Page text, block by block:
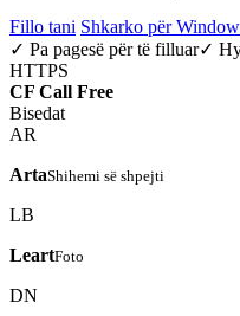
Fillo tani Shkarko për
✓ Pa pagesë për të filluar✓
HTTPS
CF Call Free
Bisedat
AR
ArtaShihemi së shpejti
LB
LeartFoto
DN